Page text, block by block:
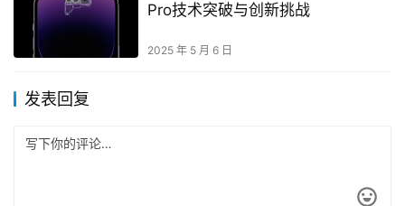
Pro技术突破与创新挑战
2025 年 5 月 6 日
发表回复